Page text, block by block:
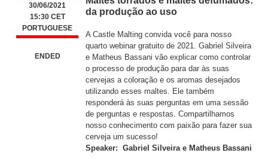
30/06/2021
15:30 CET
PORTUGUESE
ENDED
da produção ao uso
A Castle Malting convida você para nosso
quarto webinar gratuito de 2021. Gabriel Silveira
e Matheus Bassani vão explicar como controlar
o processo de produção para dar às suas
cervejas a coloração e os aromas desejados
utilizando esses maltes. Ele também
responderá às suas perguntas em uma sessão
de perguntas e respostas. Compartilhamos
nosso conhecimento com paixão para fazer sua
cerveja um sucesso!
Speaker: Gabriel Silveira e Matheus Bassani